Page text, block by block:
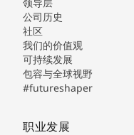
公司历史
社区
我们的价值观
可持续发展
包容与全球视野
#futureshaper
职业发展